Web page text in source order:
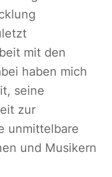
mit den
haben mich
seine
zur
unmittelbare
und Musikern